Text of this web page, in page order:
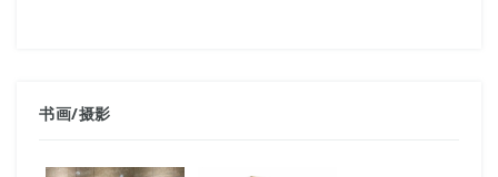
书画/摄影